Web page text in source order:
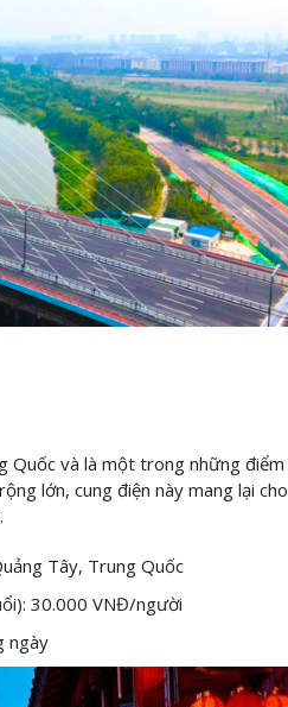
Quốc và là một trong những điểm
lớn, cung điện này mang lại cho
Tây, Trung Quốc
30.000 VNĐ/người
ngày